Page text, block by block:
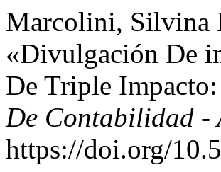
Marcolini, Silvina
«Divulgación De
De Triple
De Contabilidad -
https://doi.org/